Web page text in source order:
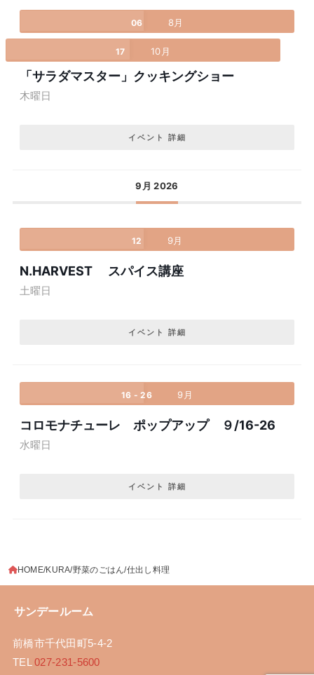
06 8月
17 10月
「サラダマスター」クッキングショー
木曜日
イベント 詳細
9月 2026
12 9月
N.HARVEST スパイス講座
土曜日
イベント 詳細
16 - 26 9月
コロモナチューレ ポップアップ ９/16-26
水曜日
イベント 詳細
HOME KURA 野菜のごはん 仕出し料理
サンデールーム
前橋市千代田町5-4-2
TEL027-231-5600